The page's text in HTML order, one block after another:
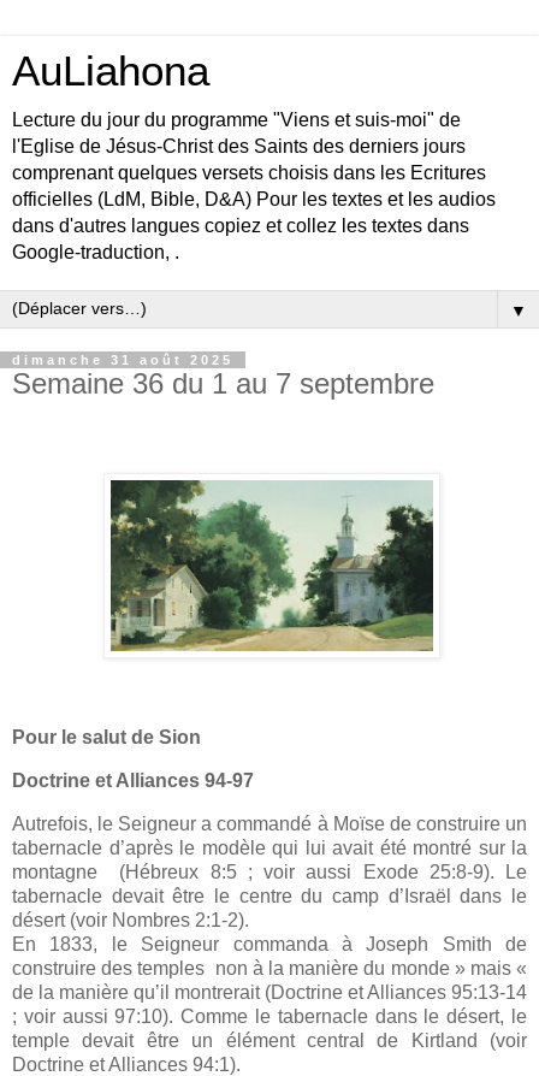
AuLiahona
Lecture du jour du programme "Viens et suis-moi" de
l'Eglise de Jésus-Christ des Saints des derniers jours
comprenant quelques versets choisis dans les Ecritures
officielles (LdM, Bible, D&A) Pour les textes et les audios
dans d'autres langues copiez et collez les textes dans
Google-traduction, .
▼
dimanche 31 août 2025
Semaine 36 du 1 au 7 septembre
Pour le salut de Sion
Doctrine et Alliances 94-97
Autrefois, le Seigneur a commandé à Moïse de construire un
tabernacle d’après le modèle qui lui avait été montré sur la
montagne (Hébreux 8:5 ; voir aussi Exode 25:8-9). Le
tabernacle devait être le centre du camp d’Israël dans le
désert (voir Nombres 2:1-2).
En 1833, le Seigneur commanda à Joseph Smith de
construire des temples non à la manière du monde » mais «
de la manière qu’il montrerait (Doctrine et Alliances 95:13-14
; voir aussi 97:10). Comme le tabernacle dans le désert, le
temple devait être un élément central de Kirtland (voir
Doctrine et Alliances 94:1).